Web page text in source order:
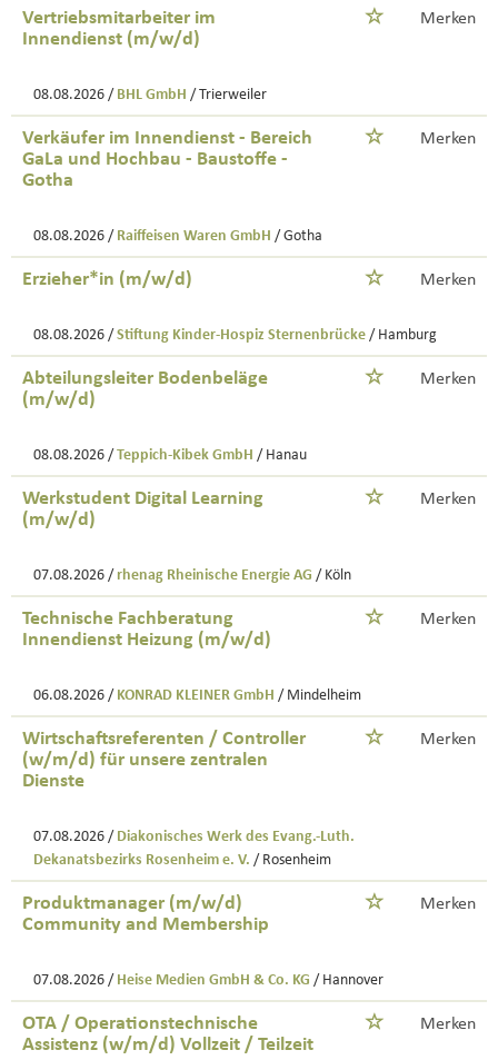
Vertriebsmitarbeiter im
Innendienst (m/w/d)
Merken
08.08.2026 / BHL GmbH / Trierweiler
Verkäufer im Innendienst - Bereich
GaLa und Hochbau - Baustoffe -
Gotha
Merken
08.08.2026 / Raiffeisen Waren GmbH / Gotha
Erzieher*in (m/w/d) Merken
08.08.2026 / Stiftung Kinder-Hospiz Sternenbrücke / Hamburg
Abteilungsleiter Bodenbeläge
(m/w/d)
Merken
08.08.2026 / Teppich-Kibek GmbH / Hanau
Werkstudent Digital Learning
(m/w/d)
Merken
07.08.2026 / rhenag Rheinische Energie AG / Köln
Technische Fachberatung
Innendienst Heizung (m/w/d)
Merken
06.08.2026 / KONRAD KLEINER GmbH / Mindelheim
Wirtschaftsreferenten / Controller
(w/m/d) für unsere zentralen
Dienste
Merken
07.08.2026 / Diakonisches Werk des Evang.-Luth.
Dekanatsbezirks Rosenheim e. V. / Rosenheim
Produktmanager (m/w/d)
Community and Membership
Merken
07.08.2026 / Heise Medien GmbH & Co. KG / Hannover
OTA / Operationstechnische
Assistenz (w/m/d) Vollzeit / Teilzeit
Merken